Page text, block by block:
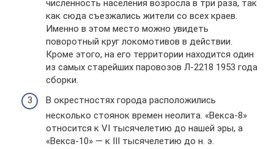
численность населения возросла в три раза, так
как сюда съезжались жители со всех краев.
Именно в этом место можно увидеть
поворотный круг локомотивов в действии.
Кроме этого, на его территории находится один
из самых старейших паровозов Л-2218 1953 года
сборки.
В окрестностях города расположились
несколько стоянок времен неолита. «Векса-8»
относится к VI тысячелетию до нашей эры, а
«Векса-10» — к III тысячелетию до н. э.